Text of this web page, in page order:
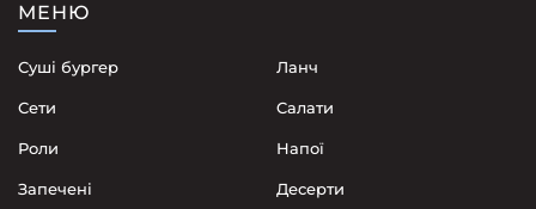
МЕНЮ
Суші бургер
Сети
Роли
Запечені
Ланч
Cалати
Напої
Десерти